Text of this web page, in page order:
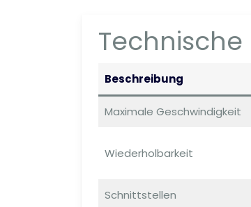
Beschreibung
Maximale Geschwindigkeit
Wiederholbarkeit
Schnittstellen